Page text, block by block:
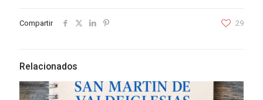
Compartir 29
Relacionados